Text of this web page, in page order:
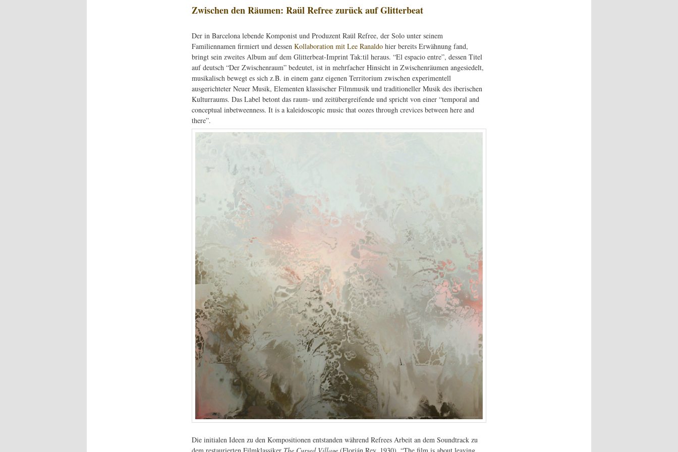
Zwischen den Räumen: Raül Refree zurück auf Glitterbeat
Der in Barcelona lebende Komponist und Produzent Raül Refree, der Solo unter seinem
Familiennamen firmiert und dessen Kollaboration mit Lee Ranaldohier bereits Erwähnung fand,
bringt sein zweites Album auf dem Glitterbeat-Imprint Tak:til heraus. “El espacio entre”, dessen Titel
auf deutsch “Der Zwischenraum” bedeutet, ist in mehrfacher Hinsicht in Zwischenräumen angesiedelt,
musikalisch bewegt es sich z.B. in einem ganz eigenen Territorium zwischen experimentell
ausgerichteter Neuer Musik, Elementen klassischer Filmmusik und traditioneller Musik des iberischen
Kulturraums. Das Label betont das raum- und zeitübergreifende und spricht von einer “temporal and
conceptual inbetweenness. It is a kaleidoscopic music that oozes through crevices between here and
there”.
Die initialen Ideen zu den Kompositionen entstanden während Refrees Arbeit an dem Soundtrack zu